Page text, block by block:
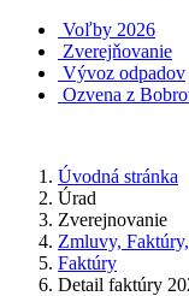
Voľby 2026
Zverejňovanie
Vývoz odpadov
Ozvena z
Úvodná stránka
Úrad
Zverejnovanie
Zmluvy,
Faktúry
Detail faktúry